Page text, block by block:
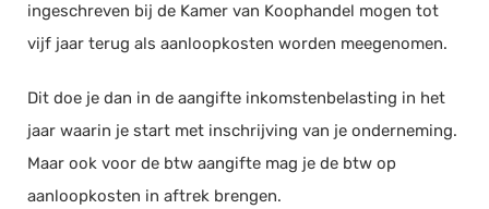
ingeschreven bij de Kamer van Koophandel mogen tot
vijf jaar terug als aanloopkosten worden meegenomen.
Dit doe je dan in de aangifte inkomstenbelasting in het
jaar waarin je start met inschrijving van je onderneming.
Maar ook voor de btw aangifte mag je de btw op
aanloopkosten in aftrek brengen.